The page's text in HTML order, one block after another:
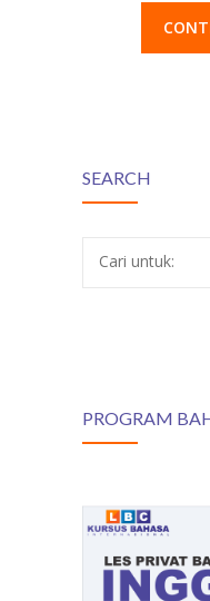
SEARCH
Cari untuk:
PROGRAM